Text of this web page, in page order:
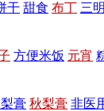
干 甜食 布丁 三
方便米饭 元宵
膏 秋梨膏 非医